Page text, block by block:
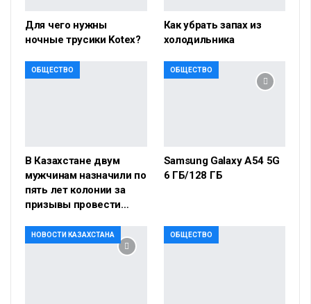
Для чего нужны
ночные трусики Kotex?
Как убрать запах из
холодильника
ОБЩЕСТВО
В Казахстане двум
мужчинам назначили по
пять лет колонии за
призывы провести…
ОБЩЕСТВО
Samsung Galaxy A54 5G
6 ГБ/128 ГБ
НОВОСТИ КАЗАХСТАНА ОБЩЕСТВО